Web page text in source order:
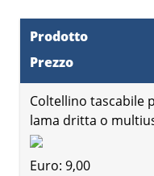
Prodotto
Prezzo
Coltellino tascabile
lama dritta o
Euro: 9,00